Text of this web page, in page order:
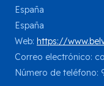
España
España
Web: https://
Correo electrónico:
Número de teléfono: